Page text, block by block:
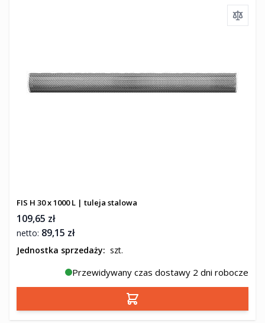
FIS H 30 x 1000 L | tuleja stalowa
109,65 zł
89,15 zł
Jednostka sprzedaży: szt.
Przewidywany czas dostawy 2 dni robocze
Dodaj do koszyka